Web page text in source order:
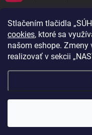
Stlačením tlačidla
cookies, ktoré sa
našom eshope.
realizovať v sekcii
PRIJÍMAME ONLINE
Copyright 2026